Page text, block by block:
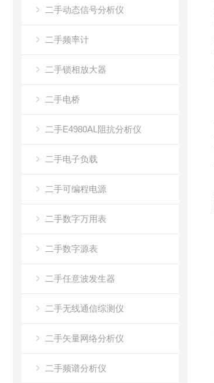
二手动态信号分析仪
二手频率计
二手锁相放大器
二手电桥
二手E4980AL阻抗分析仪
二手电子负载
二手可编程电源
二手数字万用表
二手数字源表
二手任意波发生器
二手无线通信综测仪
二手矢量网络分析仪
二手频谱分析仪